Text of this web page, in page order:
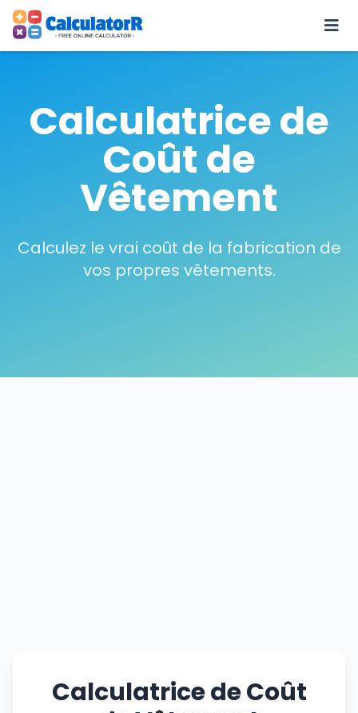
Calculatrice de
Coût de
Vêtement
Calculez le vrai coût de la fabrication de
vos propres vêtements.
Calculatrice de Coût